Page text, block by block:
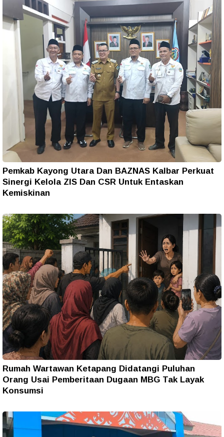
Pemkab Kayong Utara Dan BAZNAS Kalbar Perkuat
Sinergi Kelola ZIS Dan CSR Untuk Entaskan
Kemiskinan
Rumah Wartawan Ketapang Didatangi Puluhan
Orang Usai Pemberitaan Dugaan MBG Tak Layak
Konsumsi